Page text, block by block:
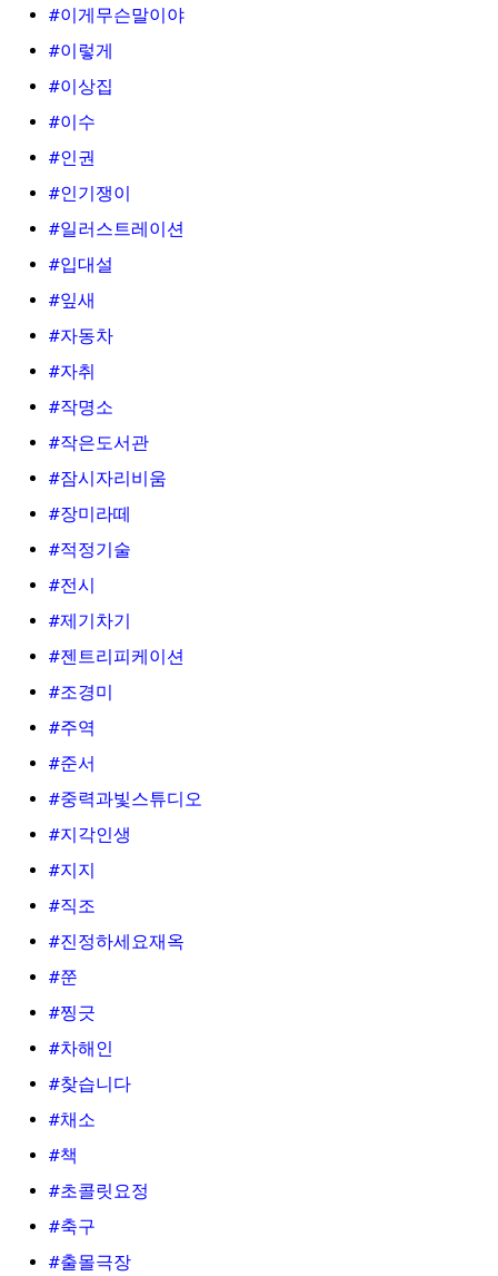
#이게무슨말이야
#이렇게
#이상집
#이수
#인권
#인기쟁이
#일러스트레이션
#입대설
#잎새
#자동차
#자취
#작명소
#작은도서관
#잠시자리비움
#장미라떼
#적정기술
#전시
#제기차기
#젠트리피케이션
#조경미
#주역
#준서
#중력과빛스튜디오
#지각인생
#지지
#직조
#진정하세요재옥
#쭌
#찡긋
#차해인
#찾습니다
#채소
#책
#초콜릿요정
#축구
#출몰극장